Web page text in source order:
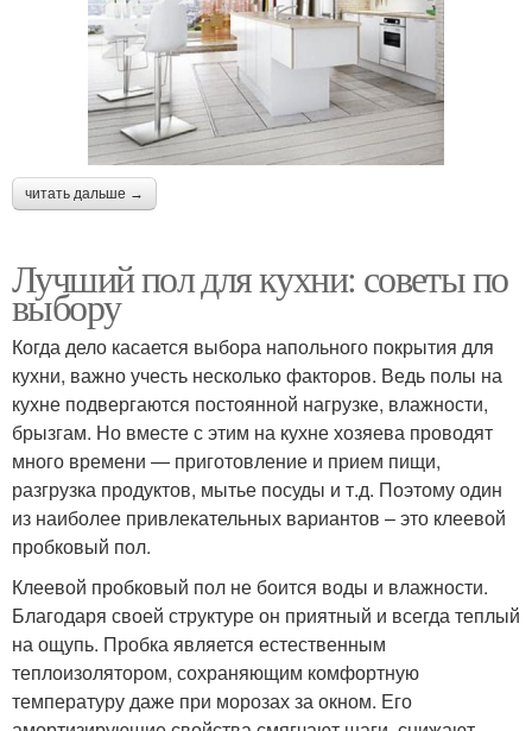
читать дальше →
Лучший пол для кухни: советы по
выбору
Когда дело касается выбора напольного покрытия для
кухни, важно учесть несколько факторов. Ведь полы на
кухне подвергаются постоянной нагрузке, влажности,
брызгам. Но вместе с этим на кухне хозяева проводят
много времени — приготовление и прием пищи,
разгрузка продуктов, мытье посуды и т.д. Поэтому один
из наиболее привлекательных вариантов – это клеевой
пробковый пол.
Клеевой пробковый пол не боится воды и влажности.
Благодаря своей структуре он приятный и всегда теплый
на ощупь. Пробка является естественным
теплоизолятором, сохраняющим комфортную
температуру даже при морозах за окном. Его